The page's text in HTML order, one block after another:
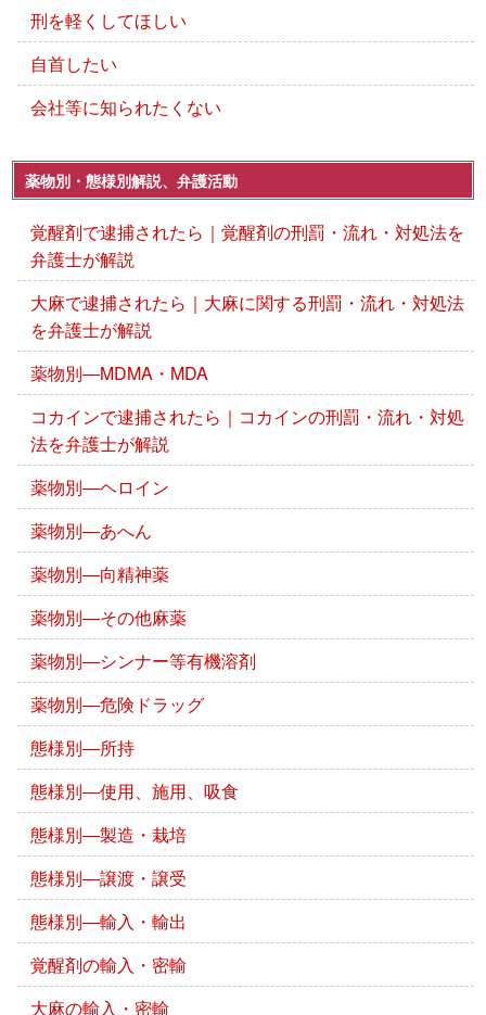
刑を軽くしてほしい
自首したい
会社等に知られたくない
薬物別・態様別解説、弁護活動
覚醒剤で逮捕されたら｜覚醒剤の刑罰・流れ・対処法を
弁護士が解説
大麻で逮捕されたら｜大麻に関する刑罰・流れ・対処法
を弁護士が解説
薬物別―MDMA・MDA
コカインで逮捕されたら｜コカインの刑罰・流れ・対処
法を弁護士が解説
薬物別―ヘロイン
薬物別―あへん
薬物別―向精神薬
薬物別―その他麻薬
薬物別―シンナー等有機溶剤
薬物別―危険ドラッグ
態様別―所持
態様別―使用、施用、吸食
態様別―製造・栽培
態様別―譲渡・譲受
態様別―輸入・輸出
覚醒剤の輸入・密輸
大麻の輸入・密輸